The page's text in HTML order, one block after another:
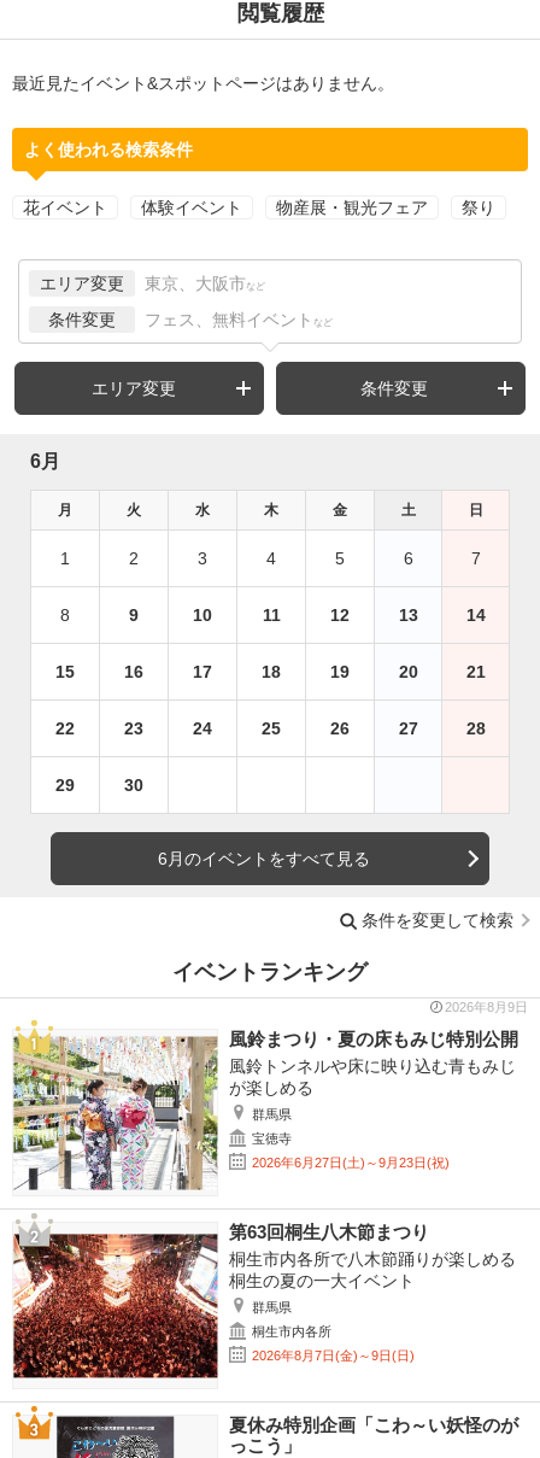
閲覧履歴
最近見たイベント&スポットページはありません。
よく使われる検索条件
花イベント 体験イベント 物産展・観光フェア 祭り
エリア変更 東京、大阪市 など
条件変更 フェス、無料イベント など
エリア変更 条件変更
6月
月 火 水 木 金 土 日
1 2 3 4 5 6 7
8 9 10 11 12 13 14
15 16 17 18 19 20 21
22 23 24 25 26 27 28
29 30
6月のイベントをすべて見る
条件を変更して検索
イベントランキング
2026年8月9日
風鈴まつり・夏の床もみじ特別公開
風鈴トンネルや床に映り込む青もみじ
が楽しめる
群馬県
宝徳寺
2026年6月27日(土)～9月23日(祝)
第63回桐生八木節まつり
桐生市内各所で八木節踊りが楽しめる
桐生の夏の一大イベント
群馬県
桐生市内各所
2026年8月7日(金)～9日(日)
夏休み特別企画「こわ～い妖怪のが
っこう」